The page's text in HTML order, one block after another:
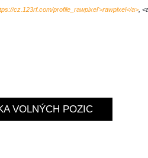
cz.123rf.com/profile_rawpixel'>rawpixel</a> ,
VOLNÝCH POZIC